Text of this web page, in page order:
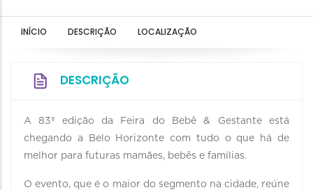
INÍCIO DESCRIÇÃO LOCALIZAÇÃO
DESCRIÇÃO
A 83ª edição da Feira do Bebê & Gestante está
chegando a Belo Horizonte com tudo o que há de
melhor para futuras mamães, bebês e famílias.
O evento, que é o maior do segmento na cidade, reúne